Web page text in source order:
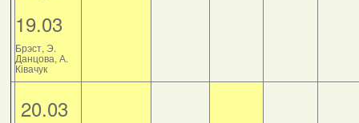
19.03
Брэст, Э.
Данцова, А.
Ківачук
20.03